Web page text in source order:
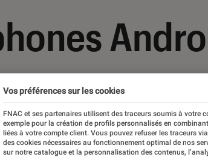
Vos préférences sur les cookies
FNAC et ses partenaires utilisent des traceurs soumis à votre
exemple pour la création de profils personnalisés en
liées à votre compte client. Vous pouvez refuser les traceurs
des cookies nécessaires au fonctionnement optimal de nos
sur notre catalogue et la personnalisation des contenus,